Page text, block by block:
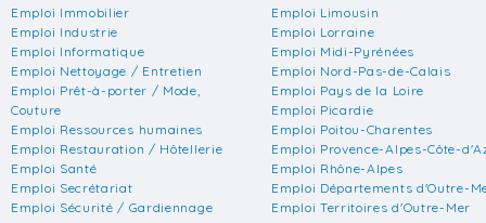
Emploi Immobilier
Emploi Industrie
Emploi Informatique
Emploi Nettoyage / Entretien
Emploi Prêt-à-porter / Mode,
Couture
Emploi Ressources humaines
Emploi Restauration / Hôtellerie
Emploi Santé
Emploi Secrétariat
Emploi Sécurité / Gardiennage
Emploi Limousin
Emploi Lorraine
Emploi Midi-Pyrénées
Emploi Nord-Pas-de-Calais
Emploi Pays de la Loire
Emploi Picardie
Emploi Poitou-Charentes
Emploi Provence-Alpes-Côte-
Emploi Rhône-Alpes
Emploi Départements d'Outre-
Emploi Territoires d'Outre-Mer